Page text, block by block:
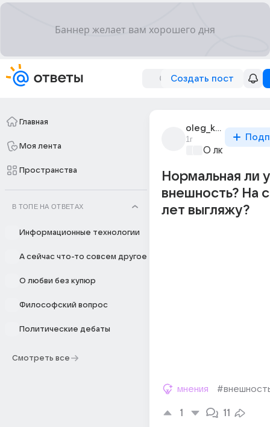
Создать пост
Главная
Моя лента
Пространства
В ТОПЕ НА ОТВЕТАХ
Информационные технологии
А сейчас что-то совсем другое
О любви без купюр
Философский вопрос
Политические дебаты
Смотреть все
oleg_kuzmin_2000
1г
О любви без
Нормальная ли
внешность? На
лет выгляжу?
мнения
1 11